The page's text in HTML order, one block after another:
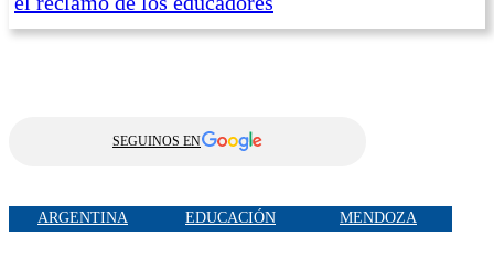
SEGUINOS EN
ARGENTINA EDUCACIÓN MENDOZA